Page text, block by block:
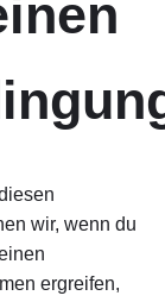
wir, wenn du
ergreifen,